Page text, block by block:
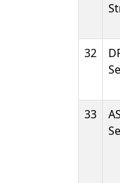
32
33